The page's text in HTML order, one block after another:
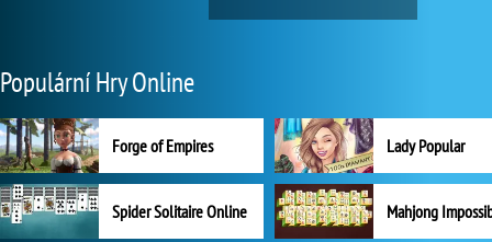
Populární Hry Online
Forge of Empires Lady Popular
Spider Solitaire Online Mahjong